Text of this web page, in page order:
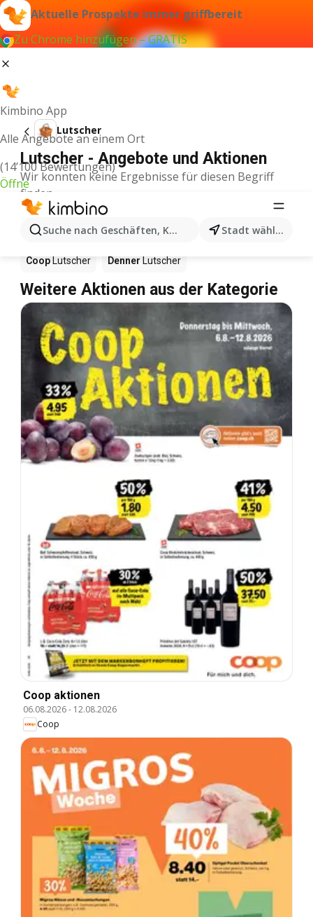
Aktuelle Prospekte immer griffbereit
Zu Chrome hinzufügen – GRATIS
Kimbino App
Alle Angebote an einem Ort
(14’100 Bewertungen)
Öffne
Suche nach Geschäften, Kategorien, Produkten...
Stadt wählen
Lutscher
Lutscher - Angebote und Aktionen
Wir konnten keine Ergebnisse für diesen Begriff
finden.
Lutscher im Angebot – Wo
einkaufen?
Coop Lutscher Denner Lutscher
Weitere Aktionen aus der Kategorie
Coop aktionen
06.08.2026- 12.08.2026
Coop